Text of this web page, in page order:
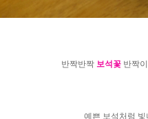
반짝반짝 보석꽃 반짝
예쁜 보석처럼